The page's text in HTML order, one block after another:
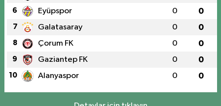
6 Eyüpspor 0 0
7 Galatasaray 0 0
8 Çorum FK 0 0
9 Gaziantep FK 0 0
10 Alanyaspor 0 0